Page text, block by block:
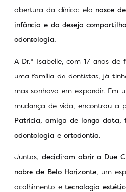
abertura da clínica: ela nasce
infância e do desejo
odontologia.
A Dr.ª Isabelle, com 17 anos
uma família de dentistas, já
mas sonhava em expandir. Em
mudança de vida, encontrou a
Patricia, amiga de longa data,
odontologia e ortodontia.
Juntas, decidiram abrir a Due
nobre de Belo Horizonte, um
acolhimento e tecnologia